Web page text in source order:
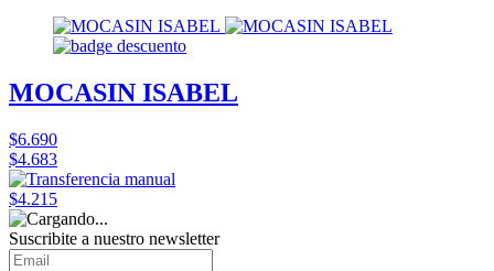
MOCASIN ISABEL
$6.690
$4.683
$4.215
Suscribite a nuestro newsletter